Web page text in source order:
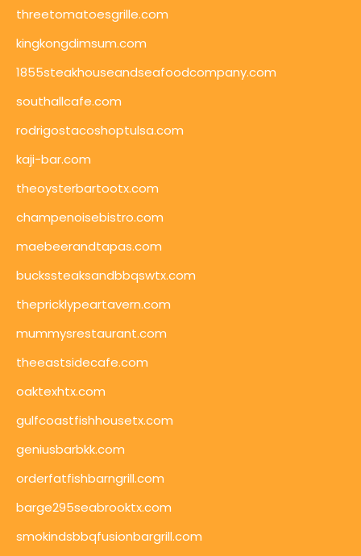
threetomatoesgrille.com
kingkongdimsum.com
1855steakhouseandseafoodcompany.com
southallcafe.com
rodrigostacoshoptulsa.com
kaji-bar.com
theoysterbartootx.com
champenoisebistro.com
maebeerandtapas.com
buckssteaksandbbqswtx.com
thepricklypeartavern.com
mummysrestaurant.com
theeastsidecafe.com
oaktexhtx.com
gulfcoastfishhousetx.com
geniusbarbkk.com
orderfatfishbarngrill.com
barge295seabrooktx.com
smokindsbbqfusionbargrill.com